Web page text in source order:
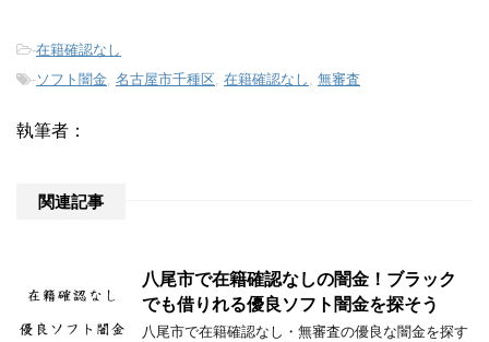
-在籍確認なし
-ソフト闇金, 名古屋市千種区, 在籍確認なし , 無審査
執筆者：
関連記事
八尾市で在籍確認なしの闇金！ブラック
でも借りれる優良ソフト闇金を探そう
八尾市で在籍確認なし・無審査の優良な闇金を探す